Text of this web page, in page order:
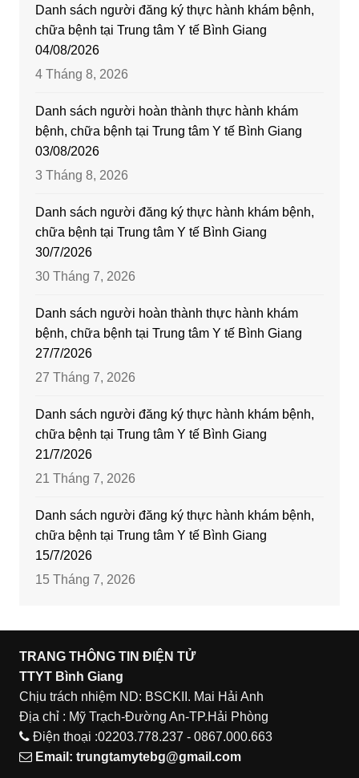
Danh sách người đăng ký thực hành khám bệnh,
chữa bệnh tại Trung tâm Y tế Bình Giang
04/08/2026
4 Tháng 8, 2026
Danh sách người hoàn thành thực hành khám
bệnh, chữa bệnh tại Trung tâm Y tế Bình Giang
03/08/2026
3 Tháng 8, 2026
Danh sách người đăng ký thực hành khám bệnh,
chữa bệnh tại Trung tâm Y tế Bình Giang
30/7/2026
30 Tháng 7, 2026
Danh sách người hoàn thành thực hành khám
bệnh, chữa bệnh tại Trung tâm Y tế Bình Giang
27/7/2026
27 Tháng 7, 2026
Danh sách người đăng ký thực hành khám bệnh,
chữa bệnh tại Trung tâm Y tế Bình Giang
21/7/2026
21 Tháng 7, 2026
Danh sách người đăng ký thực hành khám bệnh,
chữa bệnh tại Trung tâm Y tế Bình Giang
15/7/2026
15 Tháng 7, 2026
TRANG THÔNG TIN ĐIỆN TỬ
TTYT Bình Giang
Chịu trách nhiệm ND: BSCKII. Mai Hải Anh
Địa chỉ : Mỹ Trạch-Đường An-TP.Hải Phòng
Điện thoại :02203.778.237 - 0867.000.663
Email: trungtamytebg@gmail.com